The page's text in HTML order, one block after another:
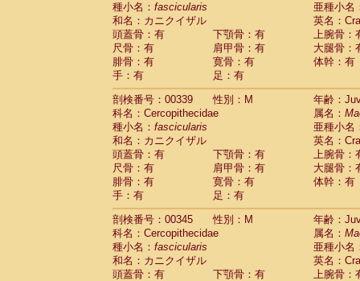
種小名： fascicularis
亜種小名
和名：カニクイザル
英名：
頭蓋骨：有
下顎骨：有
上腕骨：
尺骨：有
肩甲骨：有
大腿骨：
腓骨：有
寛骨：有
体幹：有
手：有
足：有
剖検番号：00339
性別：M
年齢：
科名：Cercopithecidae
属名：
種小名： fascicularis
亜種小名
和名：カニクイザル
英名：
頭蓋骨：有
下顎骨：有
上腕骨：
尺骨：有
肩甲骨：有
大腿骨：
腓骨：有
寛骨：有
体幹：有
手：有
足：有
剖検番号：00345
性別：M
年齢：
科名：Cercopithecidae
属名：
種小名： fascicularis
亜種小名
和名：カニクイザル
英名：
頭蓋骨：有
下顎骨：有
上腕骨：